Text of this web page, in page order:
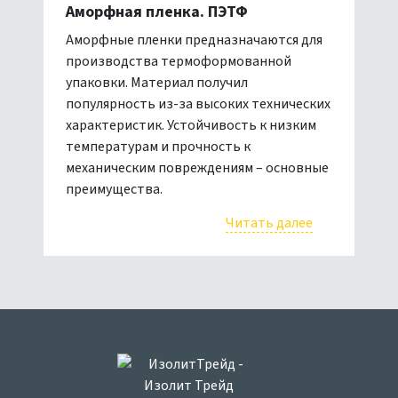
Аморфная пленка. ПЭТФ
Аморфные пленки предназначаются для
производства термоформованной
упаковки. Материал получил
популярность из-за высоких технических
характеристик. Устойчивость к низким
температурам и прочность к
механическим повреждениям – основные
преимущества.
Читать далее